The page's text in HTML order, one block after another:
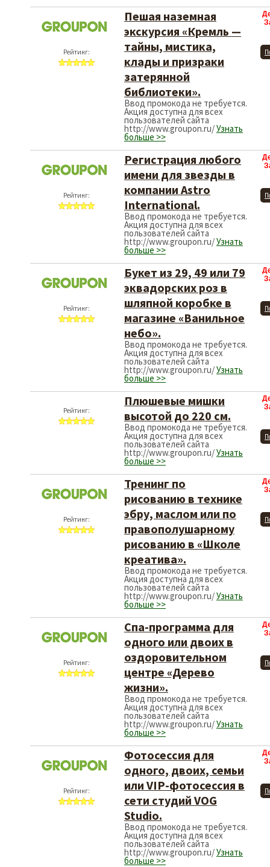
Рейтинг:
Пешая наземная
экскурсия «Кремль —
тайны, мистика,
клады и призраки
затерянной
библиотеки».
Ввод промокода не требуется.
Акция доступна для всех
пользователей сайта
http://www.groupon.ru/Узнать
больше >>
Рейтинг:
Регистрация любого
имени для звезды в
компании Astro
International.
Ввод промокода не требуется.
Акция доступна для всех
пользователей сайта
http://www.groupon.ru/Узнать
больше >>
Рейтинг:
Букет из 29, 49 или 79
эквадорских роз в
шляпной коробке в
магазине «Ванильное
небо».
Ввод промокода не требуется.
Акция доступна для всех
пользователей сайта
http://www.groupon.ru/Узнать
больше >>
Рейтинг:
Плюшевые мишки
высотой до 220 см.
Ввод промокода не требуется.
Акция доступна для всех
пользователей сайта
http://www.groupon.ru/Узнать
больше >>
Рейтинг:
Тренинг по
рисованию в технике
эбру, маслом или по
правополушарному
рисованию в «Школе
креатива».
Ввод промокода не требуется.
Акция доступна для всех
пользователей сайта
http://www.groupon.ru/Узнать
больше >>
Рейтинг:
Спа-программа для
одного или двоих в
оздоровительном
центре «Дерево
жизни».
Ввод промокода не требуется.
Акция доступна для всех
пользователей сайта
http://www.groupon.ru/Узнать
больше >>
Рейтинг:
Фотосессия для
одного, двоих, семьи
или VIP-фотосессия в
сети студий VOG
Studio.
Ввод промокода не требуется.
Акция доступна для всех
пользователей сайта
http://www.groupon.ru/Узнать
больше >>